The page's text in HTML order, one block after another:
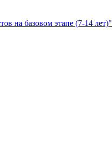
на базовом этапе (7-14 лет)"